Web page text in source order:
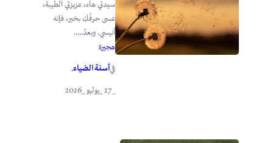
سيدتي هاء، عزيزتي الطيبة،
عسى حرفُكِ بخير، فإنه
أنيسي. وبعدُ.....
هجيرة
فيأسنة الضياء.